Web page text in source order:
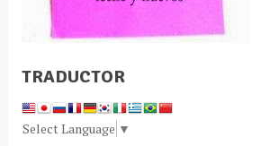
TRADUCTOR
Select Language ▼